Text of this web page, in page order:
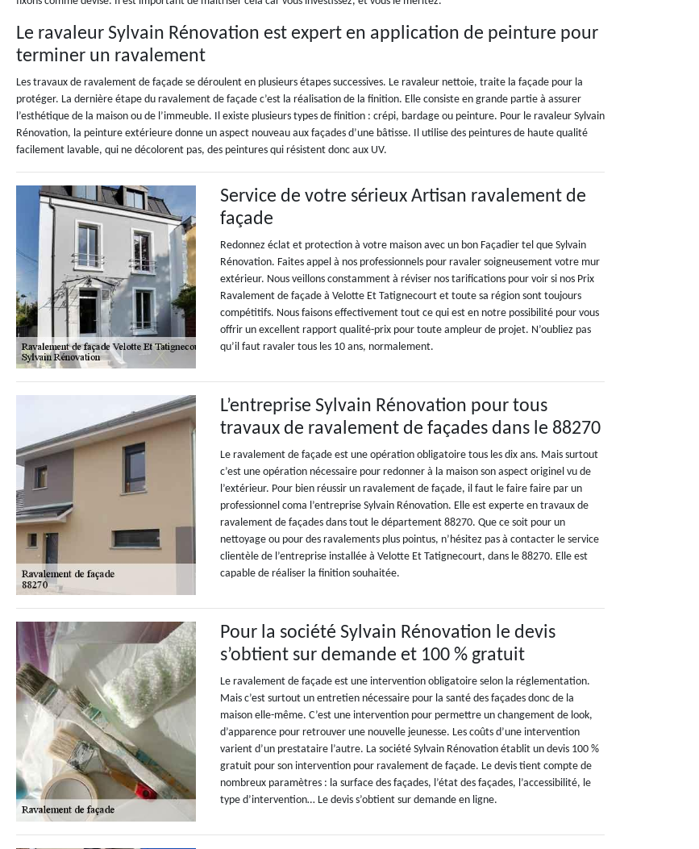
Le ravaleur Sylvain Rénovation est expert en application de peinture pour
terminer un ravalement
Les travaux de ravalement de façade se déroulent en plusieurs étapes successives. Le ravaleur nettoie, traite la façade pour la
protéger. La dernière étape du ravalement de façade c’est la réalisation de la finition. Elle consiste en grande partie à assurer
l’esthétique de la maison ou de l’immeuble. Il existe plusieurs types de finition : crépi, bardage ou peinture. Pour le ravaleur Sylvain
Rénovation, la peinture extérieure donne un aspect nouveau aux façades d’une bâtisse. Il utilise des peintures de haute qualité
facilement lavable, qui ne décolorent pas, des peintures qui résistent donc aux UV.
Service de votre sérieux Artisan ravalement de
façade
Redonnez éclat et protection à votre maison avec un bon Façadier tel que Sylvain
Rénovation. Faites appel à nos professionnels pour ravaler soigneusement votre mur
extérieur. Nous veillons constamment à réviser nos tarifications pour voir si nos Prix
Ravalement de façade à Velotte Et Tatignecourt et toute sa région sont toujours
compétitifs. Nous faisons effectivement tout ce qui est en notre possibilité pour vous
offrir un excellent rapport qualité-prix pour toute ampleur de projet. N’oubliez pas
qu’il faut ravaler tous les 10 ans, normalement.
L’entreprise Sylvain Rénovation pour tous
travaux de ravalement de façades dans le 88270
Le ravalement de façade est une opération obligatoire tous les dix ans. Mais surtout
c’est une opération nécessaire pour redonner à la maison son aspect originel vu de
l’extérieur. Pour bien réussir un ravalement de façade, il faut le faire faire par un
professionnel coma l’entreprise Sylvain Rénovation. Elle est experte en travaux de
ravalement de façades dans tout le département 88270. Que ce soit pour un
nettoyage ou pour des ravalements plus pointus, n’hésitez pas à contacter le service
clientèle de l’entreprise installée à Velotte Et Tatignecourt, dans le 88270. Elle est
capable de réaliser la finition souhaitée.
Pour la société Sylvain Rénovation le devis
s’obtient sur demande et 100 % gratuit
Le ravalement de façade est une intervention obligatoire selon la réglementation.
Mais c’est surtout un entretien nécessaire pour la santé des façades donc de la
maison elle-même. C’est une intervention pour permettre un changement de look,
d’apparence pour retrouver une nouvelle jeunesse. Les coûts d’une intervention
varient d’un prestataire l’autre. La société Sylvain Rénovation établit un devis 100 %
gratuit pour son intervention pour ravalement de façade. Le devis tient compte de
nombreux paramètres : la surface des façades, l’état des façades, l’accessibilité, le
type d’intervention… Le devis s’obtient sur demande en ligne.